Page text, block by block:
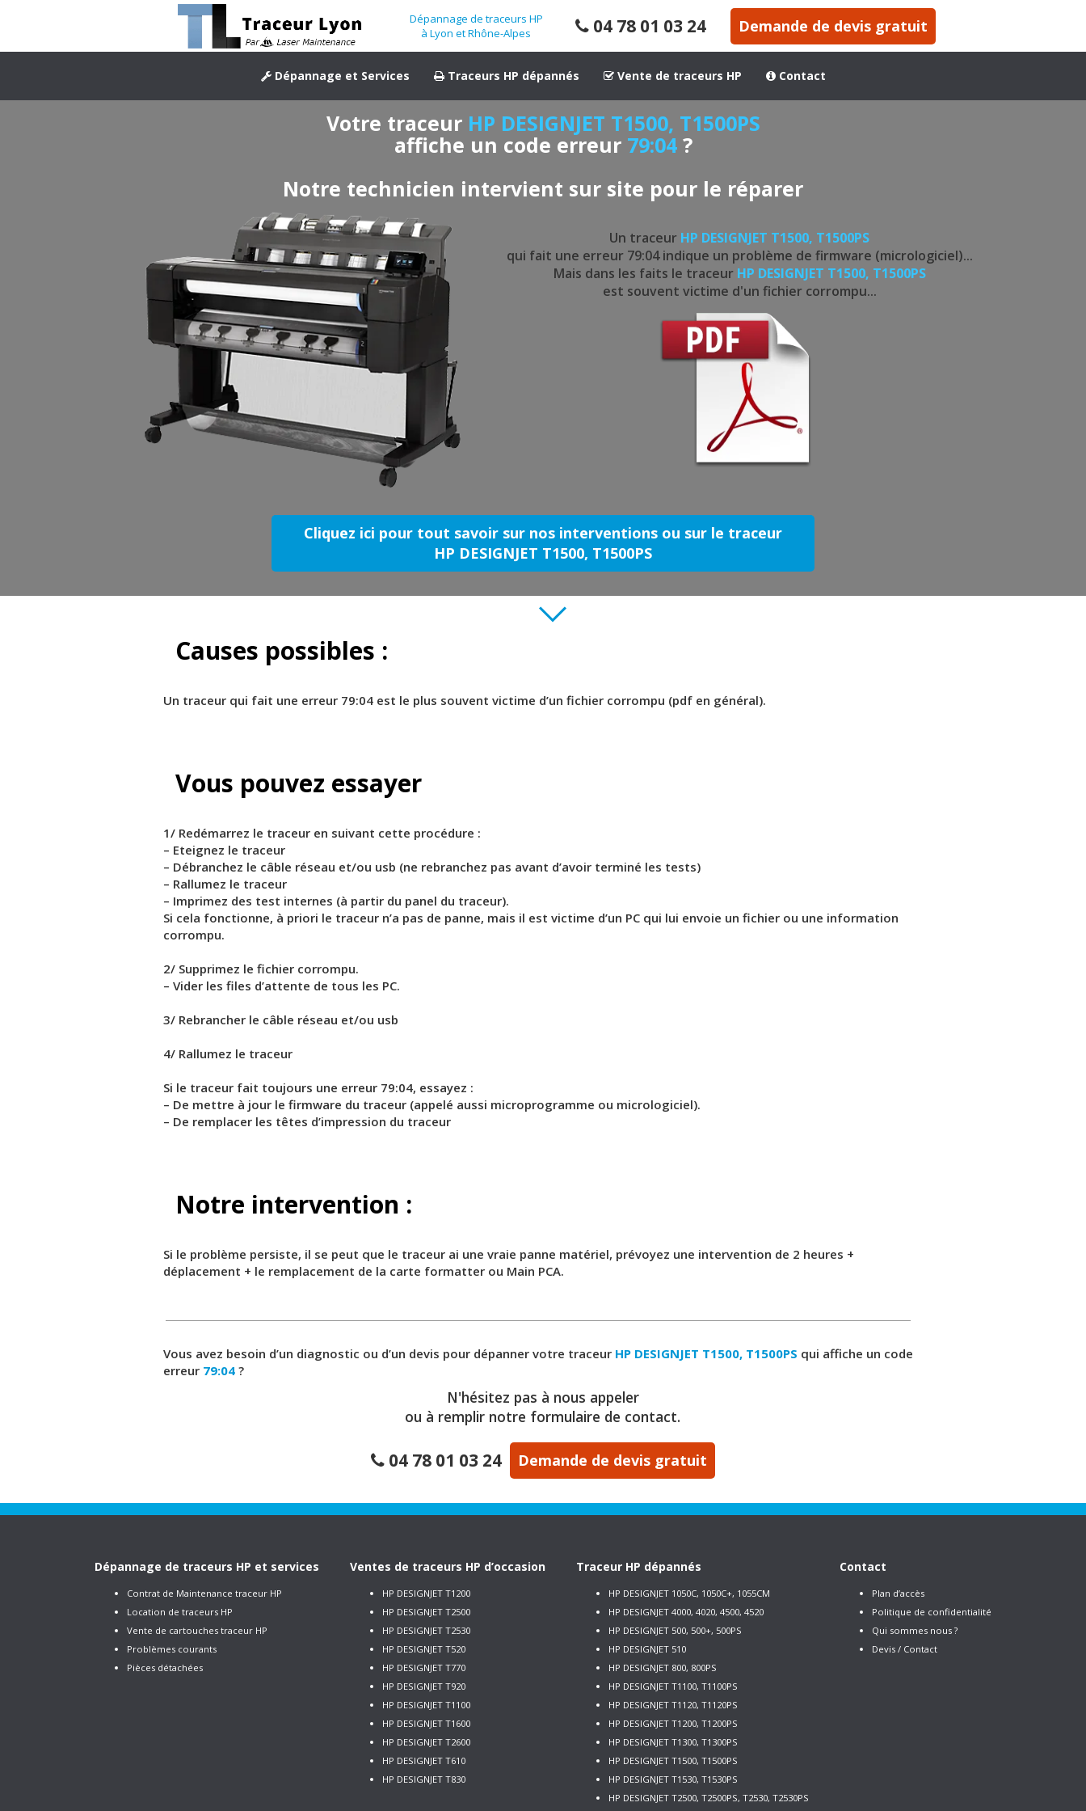
Dépannage de traceurs HP
à Lyon et Rhône-Alpes
04 78 01 03 24 Demande de devis gratuit
Dépannage et Services Traceurs HP dépannés Vente de traceurs HP Contact
Votre traceur HP DESIGNJET T1500, T1500PS
affiche un code erreur 79:04?
Notre technicien intervient sur site pour le réparer
Un traceur HP DESIGNJET T1500, T1500PS
qui fait une erreur 79:04 indique un problème de firmware (micrologiciel)...
Mais dans les faits le traceur HP DESIGNJET T1500, T1500PS
est souvent victime d'un fichier corrompu...
Cliquez ici pour tout savoir sur nos interventions ou sur le traceur
HP DESIGNJET T1500, T1500PS
Causes possibles :
Un traceur qui fait une erreur 79:04 est le plus souvent victime d’un fichier corrompu (pdf en général).
Vous pouvez essayer
1/ Redémarrez le traceur en suivant cette procédure :
– Eteignez le traceur
– Débranchez le câble réseau et/ou usb (ne rebranchez pas avant d’avoir terminé les tests)
– Rallumez le traceur
– Imprimez des test internes (à partir du panel du traceur).
Si cela fonctionne, à priori le traceur n’a pas de panne, mais il est victime d’un PC qui lui envoie un fichier ou une information
corrompu.
2/ Supprimez le fichier corrompu.
– Vider les files d’attente de tous les PC.
3/ Rebrancher le câble réseau et/ou usb
4/ Rallumez le traceur
Si le traceur fait toujours une erreur 79:04, essayez :
– De mettre à jour le firmware du traceur (appelé aussi microprogramme ou micrologiciel).
– De remplacer les têtes d’impression du traceur
Notre intervention :
Si le problème persiste, il se peut que le traceur ai une vraie panne matériel, prévoyez une intervention de 2 heures +
déplacement + le remplacement de la carte formatter ou Main PCA.
Vous avez besoin d’un diagnostic ou d’un devis pour dépanner votre traceur HP DESIGNJET T1500, T1500PS qui affiche un code
erreur 79:04?
N'hésitez pas à nous appeler
ou à remplir notre formulaire de contact.
04 78 01 03 24 Demande de devis gratuit
Dépannage de traceurs HP et services
Contrat de Maintenance traceur HP
Location de traceurs HP
Vente de cartouches traceur HP
Problèmes courants
Pièces détachées
Ventes de traceurs HP d’occasion
HP DESIGNJET T1200
HP DESIGNJET T2500
HP DESIGNJET T2530
HP DESIGNJET T520
HP DESIGNJET T770
HP DESIGNJET T920
HP DESIGNJET T1100
HP DESIGNJET T1600
HP DESIGNJET T2600
HP DESIGNJET T610
HP DESIGNJET T830
Traceur HP dépannés
HP DESIGNJET 1050C, 1050C+, 1055CM
HP DESIGNJET 4000, 4020, 4500, 4520
HP DESIGNJET 500, 500+, 500PS
HP DESIGNJET 510
HP DESIGNJET 800, 800PS
HP DESIGNJET T1100, T1100PS
HP DESIGNJET T1120, T1120PS
HP DESIGNJET T1200, T1200PS
HP DESIGNJET T1300, T1300PS
HP DESIGNJET T1500, T1500PS
HP DESIGNJET T1530, T1530PS
HP DESIGNJET T2500, T2500PS, T2530, T2530PS
Contact
Plan d’accès
Politique de confidentialité
Qui sommes nous ?
Devis / Contact